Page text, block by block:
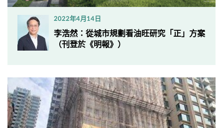
2022年4月14日
李浩然：從城市規劃看油旺研究「正」方案
（刊登於《明報》）